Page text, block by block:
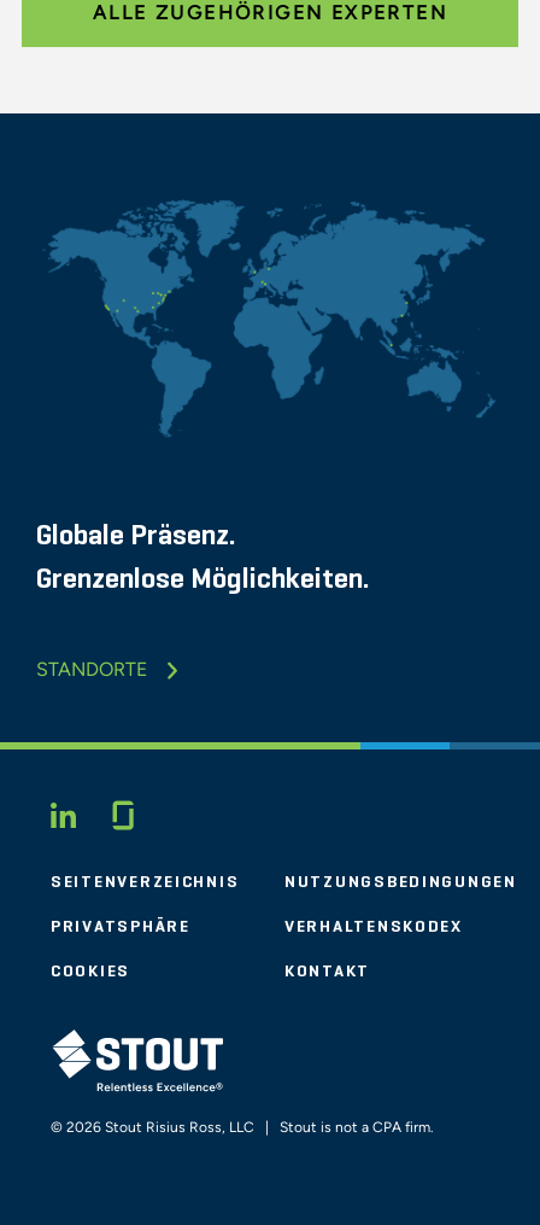
ALLE ZUGEHÖRIGEN EXPERTEN
Globale Präsenz.
Grenzenlose Möglichkeiten.
STANDORTE
LINKEDIN
SEITENVERZEICHNIS NUTZUNGSBEDINGUNGEN
PRIVATSPHÄRE VERHALTENSKODEX
COOKIES KONTAKT
STOUT LOGO
© 2026 Stout Risius Ross, LLC | Stout is not a CPA firm.